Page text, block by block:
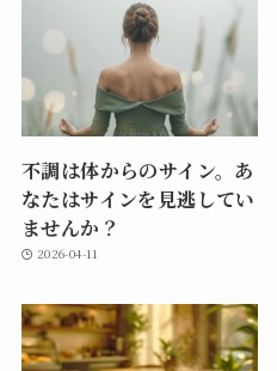
不調は体からのサイン。あ
なたはサインを見逃してい
ませんか？
2026-04-11